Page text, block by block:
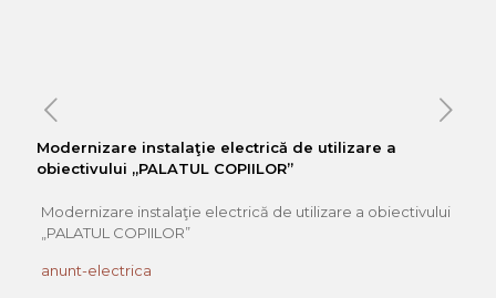
Modernizare instalaţie electrică de utilizare a
obiectivului „PALATUL COPIILOR”
Modernizare instalaţie electrică de utilizare a obiectivului
„PALATUL COPIILOR”
anunt-electrica